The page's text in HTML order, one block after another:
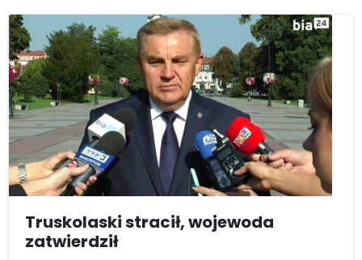
Truskolaski stracił, wojewoda
zatwierdził